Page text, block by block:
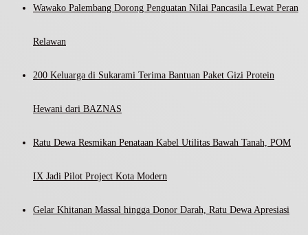
Wawako Palembang Dorong Penguatan Nilai Pancasila Lewat Peran
Relawan
200 Keluarga di Sukarami Terima Bantuan Paket Gizi Protein
Hewani dari BAZNAS
Ratu Dewa Resmikan Penataan Kabel Utilitas Bawah Tanah, POM
IX Jadi Pilot Project Kota Modern
Gelar Khitanan Massal hingga Donor Darah, Ratu Dewa Apresiasi